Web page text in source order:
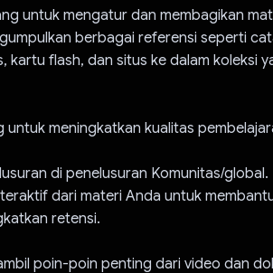
untuk mengatur dan membagikan
berbagai referensi seperti
kartu flash, dan situs ke dalam koleksi
untuk meningkatkan kualitas
di penelusuran Komunitas/global.
dari materi Anda untuk
retensi.
poin-poin penting dari video dan